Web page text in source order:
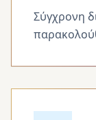
Σύγχρονη